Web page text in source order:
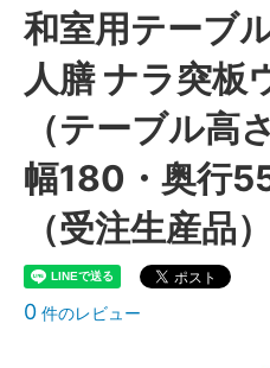
和室用テーブ
人膳 ナラ突板
（テーブル高
幅180・奥行
（受注生産品）
0 件のレビュー